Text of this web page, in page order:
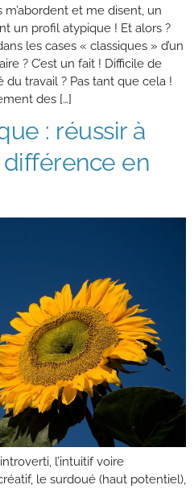
et me disent, un
un profil atypique ! Et alors ?
les cases « classiques » d’un
? C’est un fait ! Difficile de
travail ? Pas tant que cela !
des […]
: réussir à
en
l’intuitif voire
le surdoué (haut potentiel),